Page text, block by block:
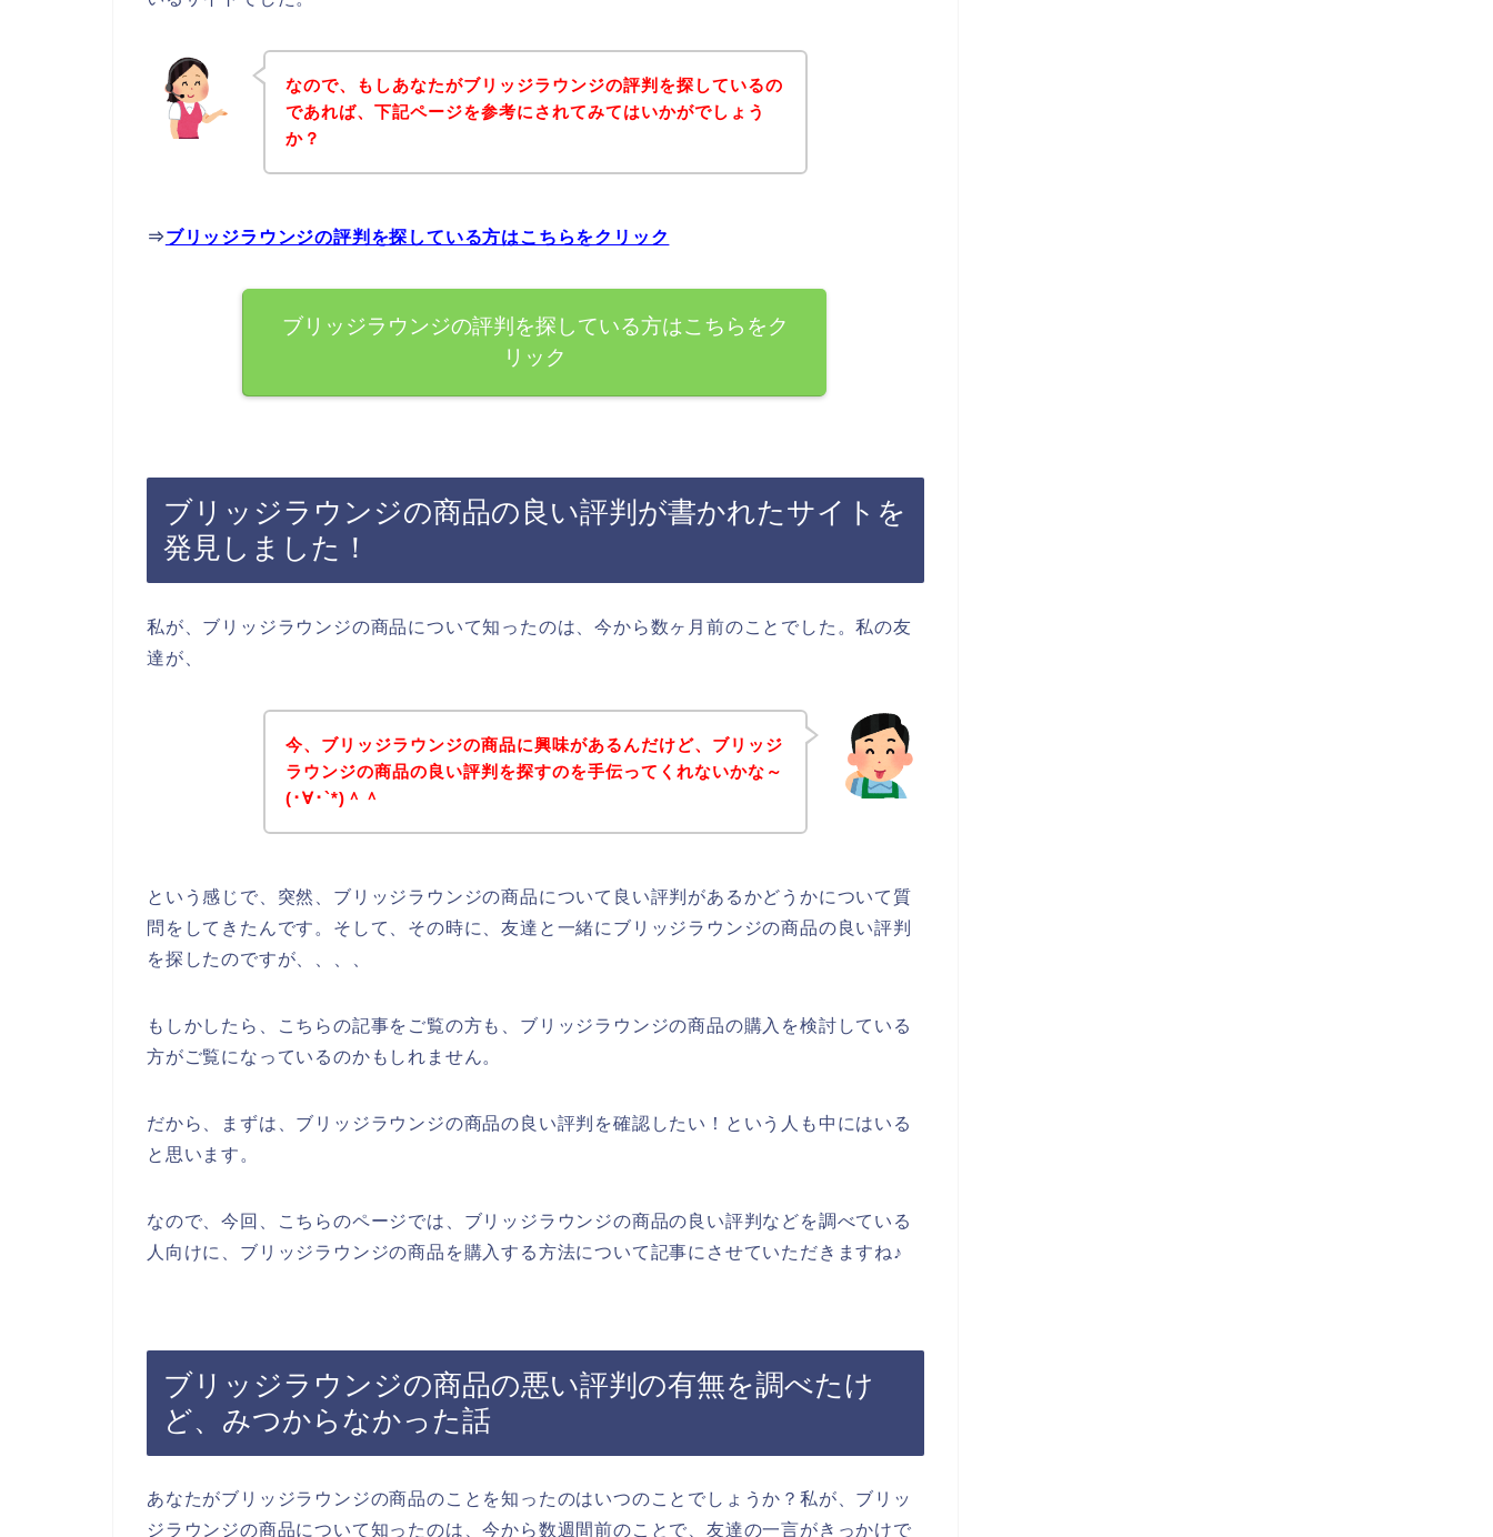
なので、もしあなたがブリッジラウンジの評判を探しているの
であれば、下記ページを参考にされてみてはいかがでしょう
か？
⇒ブリッジラウンジの評判を探している方はこちらをクリック
ブリッジラウンジの評判を探している方はこちらをク
リック
ブリッジラウンジの商品の良い評判が書かれたサイトを
発見しました！
私が、ブリッジラウンジの商品について知ったのは、今から数ヶ月前のことでした。私の友
達が、
今、ブリッジラウンジの商品に興味があるんだけど、ブリッジ
ラウンジの商品の良い評判を探すのを手伝ってくれないかな～
(･∀･`*)＾＾
という感じで、突然、ブリッジラウンジの商品について良い評判があるかどうかについて質
問をしてきたんです。そして、その時に、友達と一緒にブリッジラウンジの商品の良い評判
を探したのですが、、、、
もしかしたら、こちらの記事をご覧の方も、ブリッジラウンジの商品の購入を検討している
方がご覧になっているのかもしれません。
だから、まずは、ブリッジラウンジの商品の良い評判を確認したい！という人も中にはいる
と思います。
なので、今回、こちらのページでは、ブリッジラウンジの商品の良い評判などを調べている
人向けに、ブリッジラウンジの商品を購入する方法について記事にさせていただきますね♪
ブリッジラウンジの商品の悪い評判の有無を調べたけ
ど、みつからなかった話
あなたがブリッジラウンジの商品のことを知ったのはいつのことでしょうか？私が、ブリッ
ジラウンジの商品について知ったのは、今から数週間前のことで、友達の一言がきっかけで